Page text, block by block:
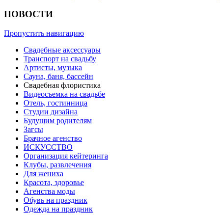
НОВОСТИ
Пропустить навигацию
Свадебные аксессуары
Транспорт на свадьбу
Артисты, музыка
Сауна, баня, бассейн
Свадебная флористика
Видеосъемка на свадьбе
Отель, гостинница
Студии дизайна
Будущим родителям
Загсы
Брачное агенство
ИСКУССТВО
Организация кейтеринга
Клубы, развлечения
Для жениха
Красота, здоровье
Агенства моды
Обувь на праздник
Одежда на праздник